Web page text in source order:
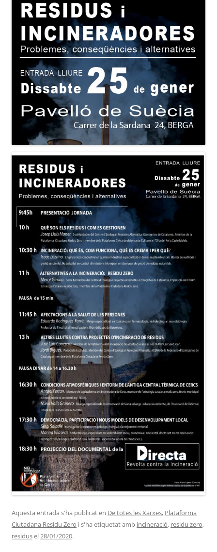
Aquesta entrada s'ha publicat en De totes les Xarxes, Plataforma
Ciutadana Residu Zero i s'ha etiquetat amb incineració, residu zero,
residusel28/01/2020.